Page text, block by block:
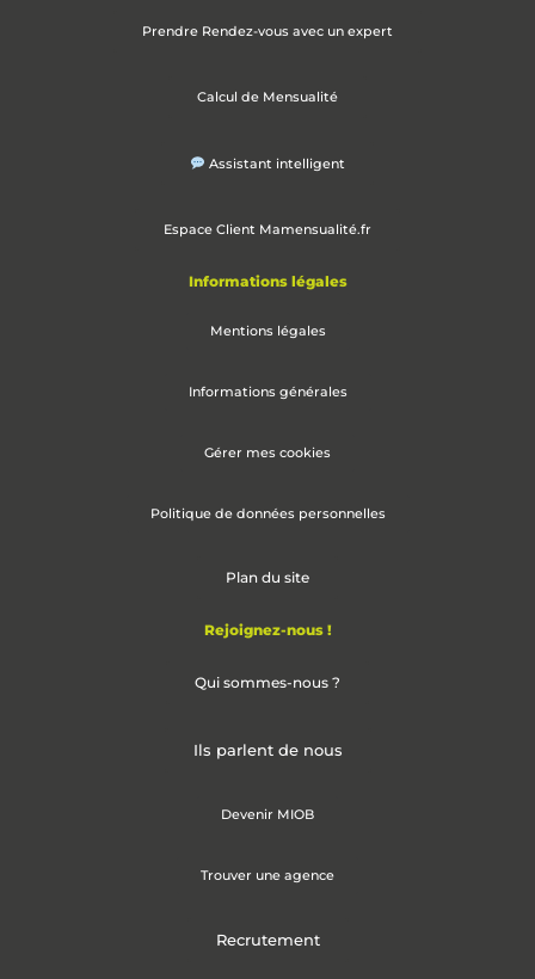
Prendre Rendez-vous avec un expert
Calcul de Mensualité
Assistant intelligent
Espace Client Mamensualité.fr
Informations légales
Mentions légales
Informations générales
Gérer mes cookies
Politique de données personnelles
Plan du site
Rejoignez-nous !
Qui sommes-nous ?
Ils parlent de nous
Devenir MIOB
Trouver une agence
Recrutement